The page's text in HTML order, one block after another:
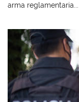
arma reglamentaria...
Imagen